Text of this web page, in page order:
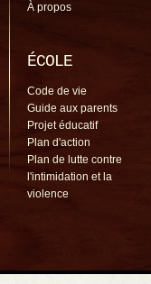
À propos
ÉCOLE
Code de vie
Guide aux parents
Projet éducatif
Plan d'action
Plan de lutte contre
l'intimidation et la
violence